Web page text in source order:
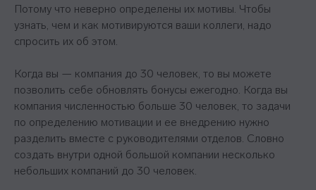
Потому что неверно определены их мотивы. Чтобы
узнать, чем и как мотивируются ваши коллеги, надо
спросить их об этом.
Когда вы — компания до 30 человек, то вы можете
позволить себе обновлять бонусы ежегодно. Когда вы
компания численностью больше 30 человек, то задачи
по определению мотивации и ее внедрению нужно
разделить вместе с руководителями отделов. Словно
создать внутри одной большой компании несколько
небольших компаний до 30 человек.